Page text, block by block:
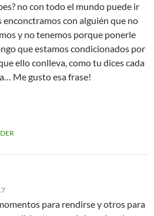
no con todo el mundo puede ir
enconctramos con alguién que no
y no tenemos porque ponerle
que estamos condicionados por
ello conlleva, como tu dices cada
Me gusto esa frase!
para rendirse y otros para